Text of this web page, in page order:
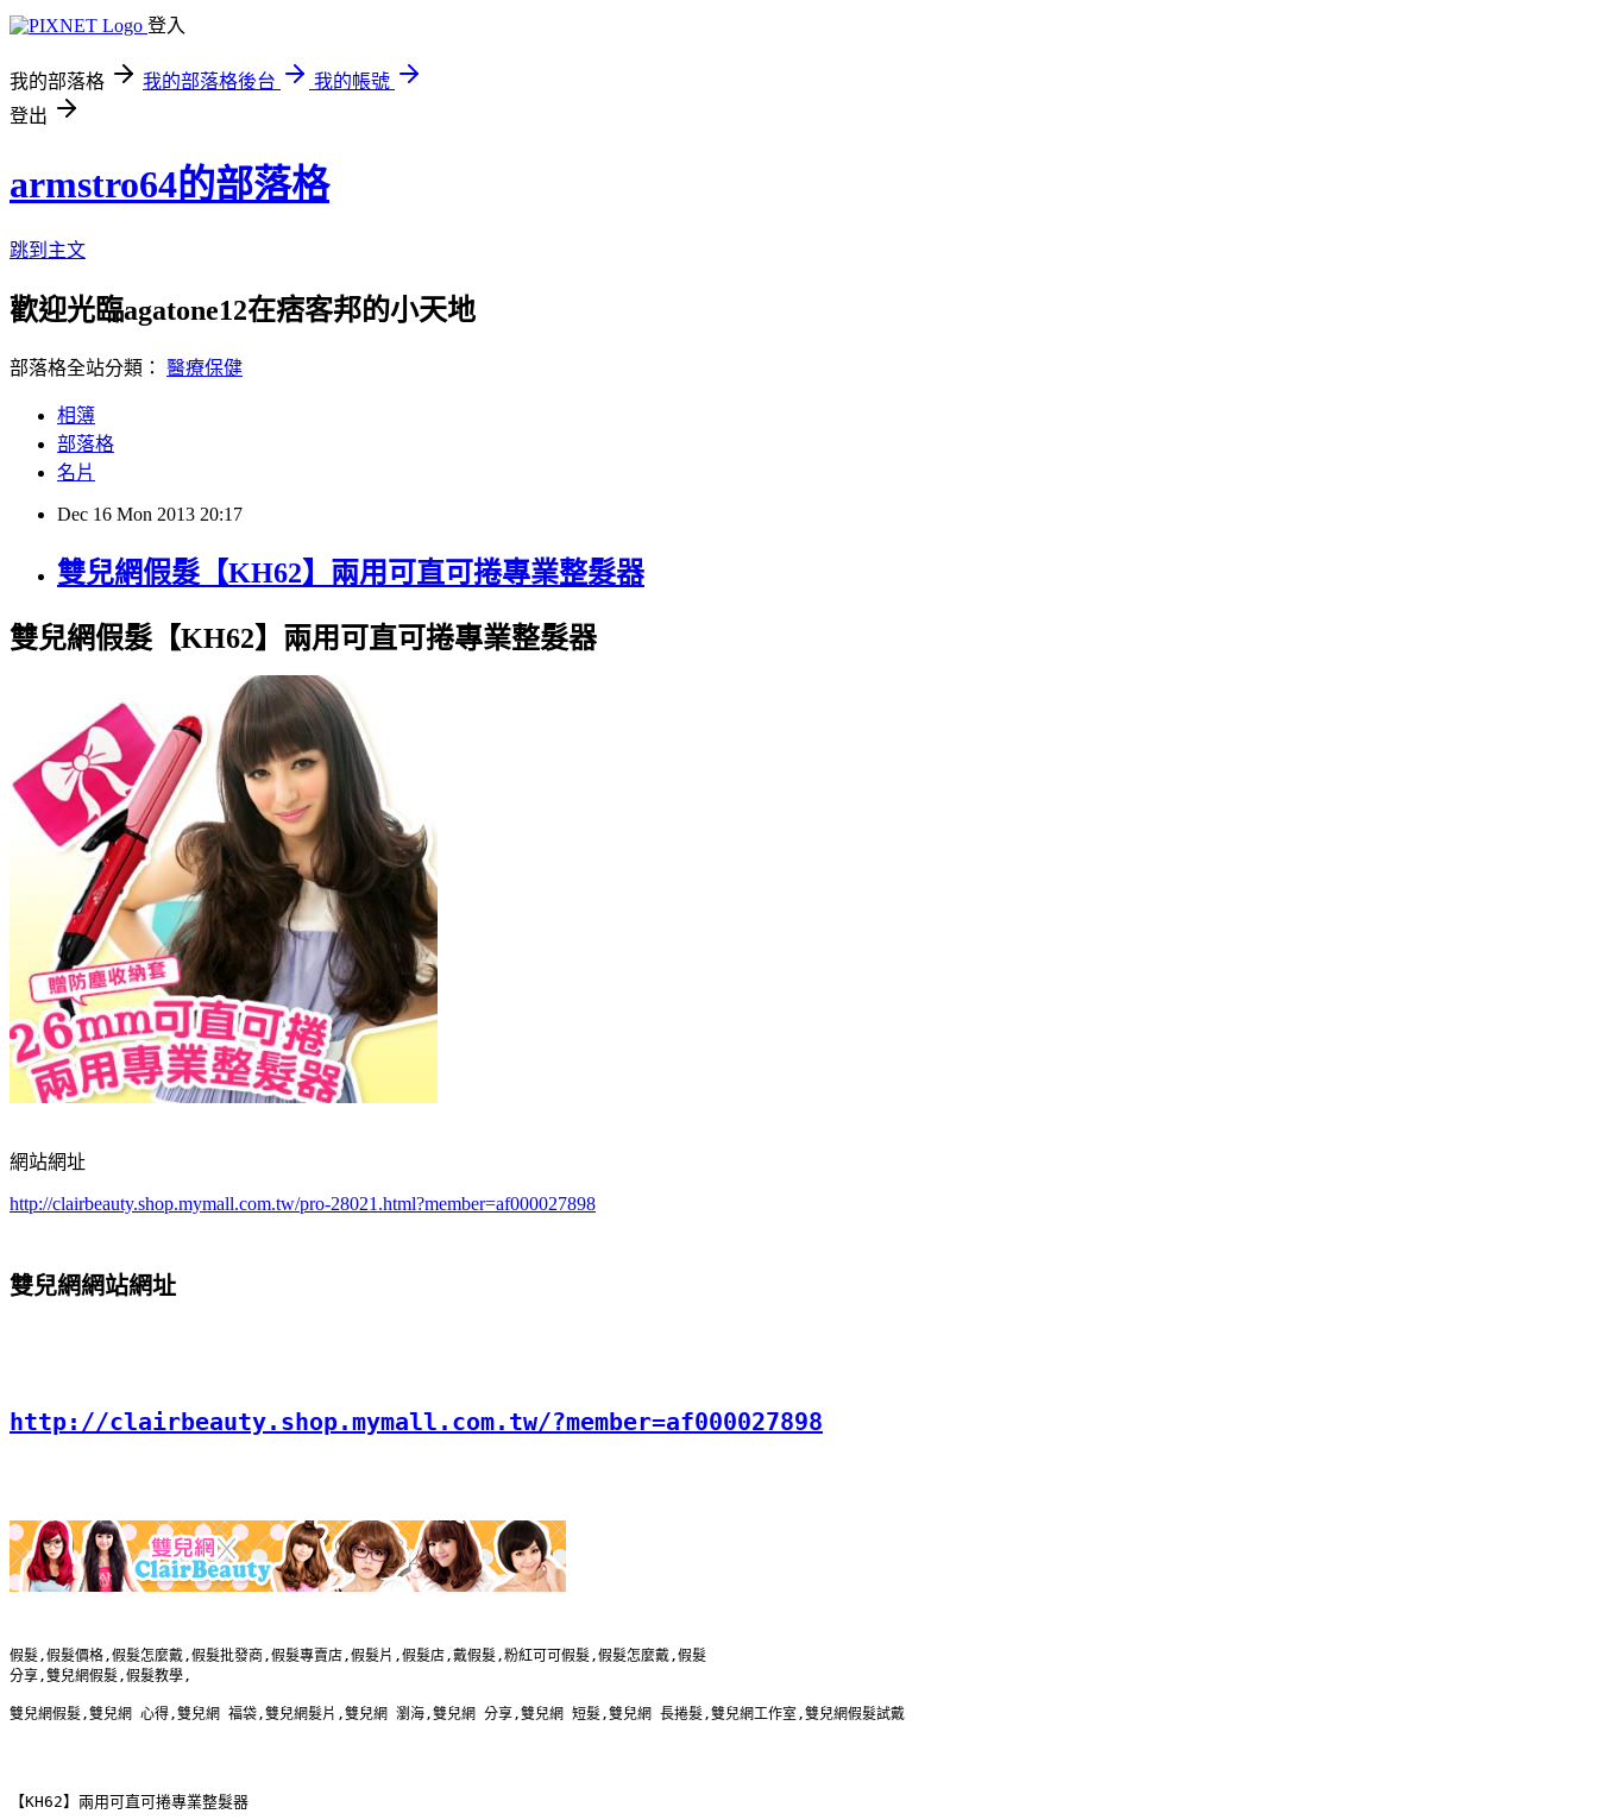
登入
我的部落格 我的部落格後台
我的帳號
登出
armstro64的部落格
跳到主文
歡迎光臨agatone12在痞客邦的小天地
部落格全站分類： 醫療保健
相簿
部落格
名片
Dec 16 Mon 2013 20:17
雙兒網假髮【KH62】兩用可直可捲專業整髮器
雙兒網假髮【KH62】兩用可直可捲專業整髮器
網站網址
http://clairbeauty.shop.mymall.com.tw/pro-28021.html?member=af000027898
雙兒網網站網址
http://clairbeauty.shop.mymall.com.tw/?member=af000027898
假髮,假髮價格,假髮怎麼戴,假髮批發商,假髮專賣店,假髮片,假髮店,戴假髮,粉紅可可假髮,假髮怎麼戴,假髮
分享,雙兒網假髮,假髮教學,
雙兒網假髮,雙兒網 心得,雙兒網 福袋,雙兒網髮片,雙兒網 瀏海,雙兒網 分享,雙兒網 短髮,雙兒網 長捲髮,雙兒網工作室,雙兒網假髮試戴
【KH62】兩用可直可捲專業整髮器